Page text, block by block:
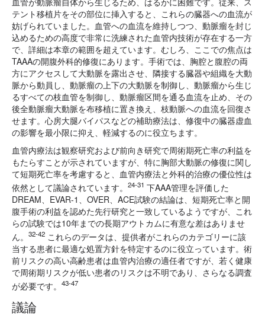
テント移植片をその部位に挿入すると、これらの臓器への血流が
妨げられていました。血管への血流を維持しつつ、動脈瘤を封じ
込めるための高度で非常に洗練された血管内技術が存在する一方
で、詳細は本章の範囲を超えています。むしろ、ここでの焦点は
TAAAの開腹外科的修復にあります。手術では、胸腔と腹腔の両
方にアクセスして大動脈を露出させ、隣接する臓器や組織を大動
脈から動員し、動脈瘤の上下の大動脈を制御し、動脈瘤から生じ
るすべての枝血管を制御し、動脈瘤区間を通る血流を止め、その
後全動脈瘤大動脈を布移植に置き換え、枝動脈への血流を回復さ
せます。心房大腿バイパスなどの補助療法は、修復中の臓器虚血
の影響を最小限に抑え、軽減するのに役立ちます。
血管内療法は観察研究および前向き研究で周術期死亡率の利益を
もたらすことが示されていますが、特に胸部大動脈の修復に関し
て短期死亡率を考慮すると、血管内療法と外科的治療の優位性は
依然として議論されています。
24-31 下AAA管理を評価した
DREAM、EVAR-1、OVER、ACE試験の結論は、短期死亡率と開
腹手術の利益を認めた先行研究と一致しているようですが、これ
らの試験では10年までの長期アウトカムに有意な差はありませ
ん。
32-42 これらのデータは、提供者がこれらのカテゴリーに該
当する患者に最適な処置方針を特定するのに役立っています。術
前リスクの高い高齢患者は血管内治療の適任者ですが、若く健康
で周術期リスクが低い患者のリスクは不明であり、さらなる調査
が必要です。
43-47
議論